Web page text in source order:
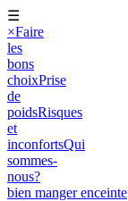
☰
×Faire
les
bons
choixPrise
de
poidsRisques
et
inconfortsQui
sommes-
nous?
bien manger enceinte